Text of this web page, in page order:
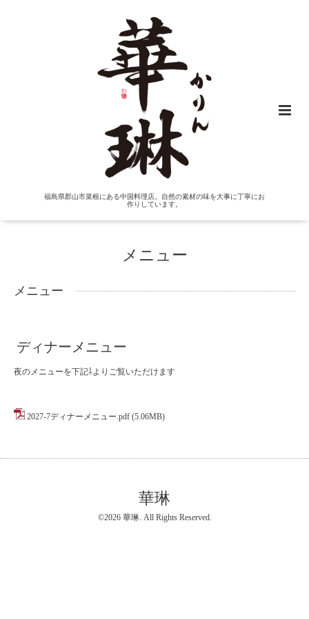
福島県郡山市菜根にある中国料理店。自然の素材の味を大事に丁寧にお
作りしています。
メニュー
メニュー
ディナーメニュー
夜のメニューを下記⇩よりご覧いただけます
2027-7ディナーメニュー.pdf (5.06MB)
華琳
©2026 華琳. All Rights Reserved.